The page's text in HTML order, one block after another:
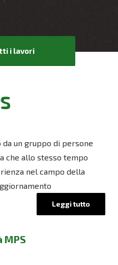
i lavori
un gruppo di persone
che allo stesso tempo
nel campo della
Leggi tutto
MPS